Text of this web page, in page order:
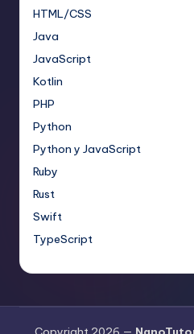
HTML/CSS
Java
JavaScript
Kotlin
PHP
Python
Python y JavaScript
Ruby
Rust
Swift
TypeScript